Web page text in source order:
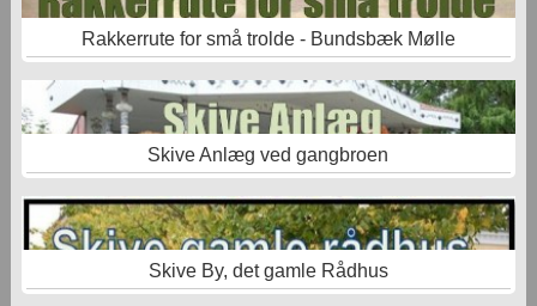
Rakkerrute for små trolde - Bundsbæk Mølle
Skive Anlæg ved gangbroen
Skive By, det gamle Rådhus